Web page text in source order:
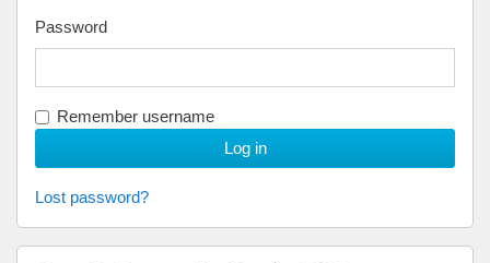
Password
Remember username
Lost password?